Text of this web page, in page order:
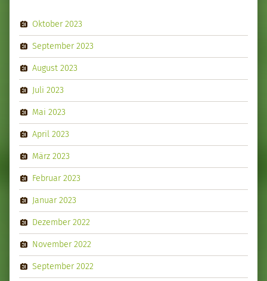
Oktober 2023
September 2023
August 2023
Juli 2023
Mai 2023
April 2023
März 2023
Februar 2023
Januar 2023
Dezember 2022
November 2022
September 2022